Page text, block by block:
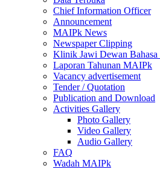
Chief Information Officer
Announcement
MAIPk News
Newspaper Clipping
Klinik Jawi Dewan Bahasa
Laporan Tahunan MAIPk
Vacancy advertisement
Tender / Quotation
Publication and Download
Activities Gallery
Photo Gallery
Video Gallery
Audio Gallery
FAQ
Wadah MAIPk